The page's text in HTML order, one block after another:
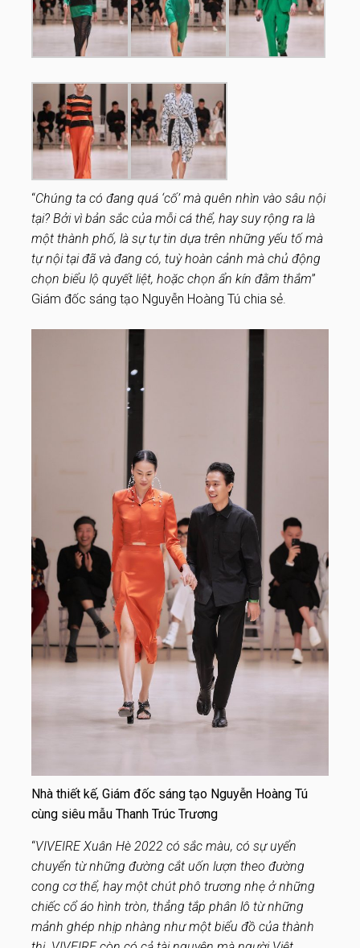
“Chúng ta có đang quá ‘cố’ mà quên nhìn vào sâu nội
tại? Bởi vì bản sắc của mỗi cá thể, hay suy rộng ra là
một thành phố, là sự tự tin dựa trên những yếu tố mà
tự nội tại đã và đang có, tuỳ hoàn cảnh mà chủ động
chọn biểu lộ quyết liệt, hoặc chọn ẩn kín đằm thắm”
Giám đốc sáng tạo Nguyễn Hoàng Tú chia sẻ.
Nhà thiết kế, Giám đốc sáng tạo Nguyễn Hoàng Tú
cùng siêu mẫu Thanh Trúc Trương
“VIVEIRE Xuân Hè 2022 có sắc màu, có sự uyển
chuyển từ những đường cắt uốn lượn theo đường
cong cơ thể, hay một chút phô trương nhẹ ở những
chiếc cổ áo hình tròn, thẳng tắp phân lô từ những
mảnh ghép nhịp nhàng như một biểu đồ của thành